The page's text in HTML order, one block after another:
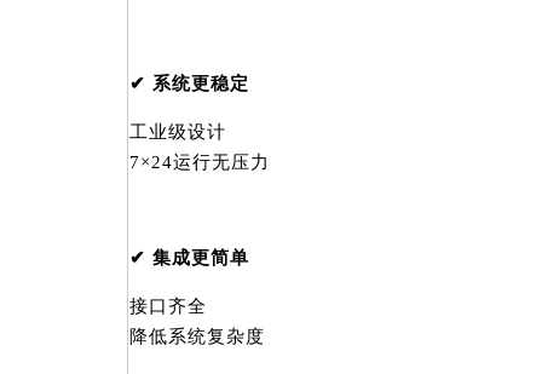
✔ 系统更稳定
工业级设计
7×24运行无压力
✔ 集成更简单
接口齐全
降低系统复杂度